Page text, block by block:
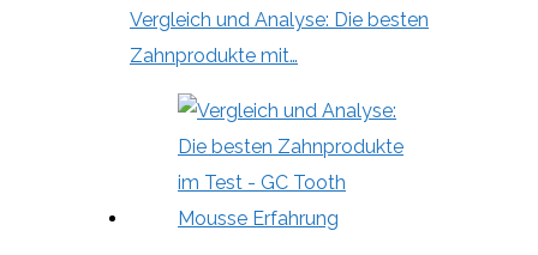
Vergleich und Analyse: Die besten
Zahnprodukte mit…